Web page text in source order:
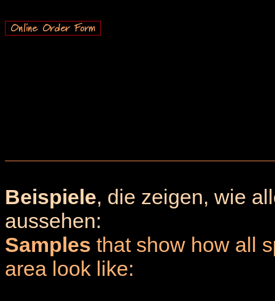
Beispiele, die zeigen, wie
aussehen:
Samples that show how all
area look like: